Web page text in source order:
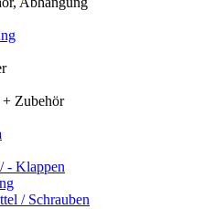
+ Zubehör
- Klappen
/ Schrauben